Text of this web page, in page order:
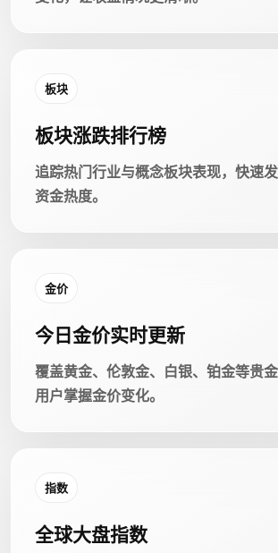
板块
板块涨跌排行榜
追踪热门行业与概念板块表现，快速
资金热度。
金价
今日金价实时更新
覆盖黄金、伦敦金、白银、铂金等贵
用户掌握金价变化。
指数
全球大盘指数